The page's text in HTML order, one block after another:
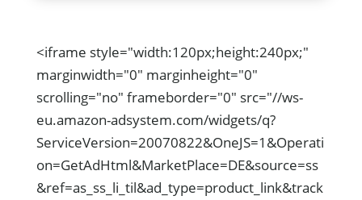
<iframe style="width:120px;height:240px;"
marginwidth="0" marginheight="0"
scrolling="no" frameborder="0" src="//ws-
eu.amazon-adsystem.com/widgets/q?
ServiceVersion=20070822&OneJS=1&Operati
on=GetAdHtml&MarketPlace=DE&source=ss
&ref=as_ss_li_til&ad_type=product_link&track